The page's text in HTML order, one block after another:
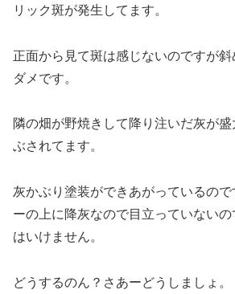
リック斑が発生してます。
正面から見て斑は感じないのですが
ダメです。
隣の畑が野焼きして降り注いだ灰が
ぶされてます。
灰かぶり塗装ができあがっているの
ーの上に降灰なので目立っていない
はいけません。
どうするのん？さあーどうしましょ。